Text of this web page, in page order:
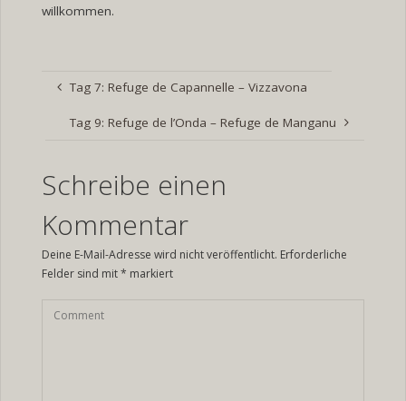
willkommen.
Tag 7: Refuge de Capannelle – Vizzavona
Tag 9: Refuge de l’Onda – Refuge de Manganu
Schreibe einen
Kommentar
Deine E-Mail-Adresse wird nicht veröffentlicht. Erforderliche
Felder sind mit* markiert